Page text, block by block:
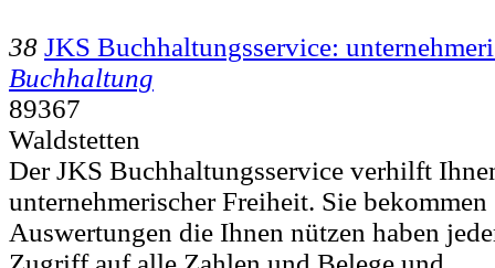
38 JKS Buchhaltungsservice:
Buchhaltung
89367
Waldstetten
Der JKS Buchhaltungsservice verhilft
unternehmerischer Freiheit. Sie bekommen
Auswertungen die Ihnen nützen haben